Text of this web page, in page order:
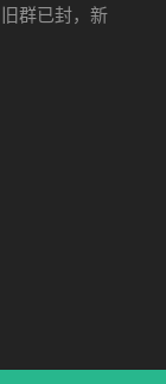
群已封，新